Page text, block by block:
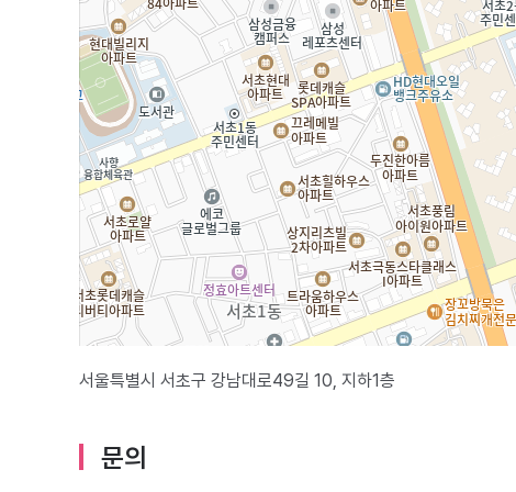
서울특별시 서초구 강남대로49길 10, 지하1층
문의